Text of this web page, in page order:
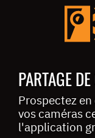
PARTAGE
Prospectez
vos caméras
l'application